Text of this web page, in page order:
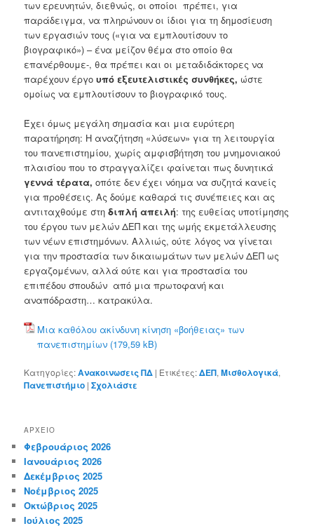
των ερευνητών, διεθνώς, οι οποίοι πρέπει, για
παράδειγμα, να πληρώνουν οι ίδιοι για τη δημοσίευση
των εργασιών τους («για να εμπλουτίσουν το
βιογραφικό») – ένα μείζον θέμα στο οποίο θα
επανέρθουμε-, θα πρέπει και οι μεταδιδάκτορες να
παρέχουν έργουπό εξευτελιστικές συνθήκες, ώστε
ομοίως να εμπλουτίσουν το βιογραφικό τους.
Έχει όμως μεγάλη σημασία και μια ευρύτερη
παρατήρηση: Η αναζήτηση «λύσεων» για τη λειτουργία
του πανεπιστημίου, χωρίς αμφισβήτηση του μνημονιακού
πλαισίου που το στραγγαλίζει φαίνεται πως δυνητικά
γεννά τέρατα,οπότε δεν έχει νόημα να συζητά κανείς
για προθέσεις. Ας δούμε καθαρά τις συνέπειες και ας
αντιταχθούμε στηδιπλή απειλή: της ευθείας υποτίμησης
του έργου των μελών ΔΕΠ και της ωμής εκμετάλλευσης
των νέων επιστημόνων. Αλλιώς, ούτε λόγος να γίνεται
για την προστασία των δικαιωμάτων των μελών ΔΕΠ ως
εργαζομένων, αλλά ούτε και για προστασία του
επιπέδου σπουδών από μια πρωτοφανή και
αναπόδραστη… κατρακύλα.
Μια καθόλου ακίνδυνη κίνηση «βοήθειας» των
πανεπιστημίων
Κατηγορίες:Ανακοινωσεις ΠΔ | Ετικέτες:ΔΕΠ,Μισθολογικά,
Πανεπιστήμιο |Σχολιάστε
ΑΡΧΕΊΟ
Φεβρουάριος 2026
Ιανουάριος 2026
Δεκέμβριος 2025
Νοέμβριος 2025
Οκτώβριος 2025
Ιούλιος 2025